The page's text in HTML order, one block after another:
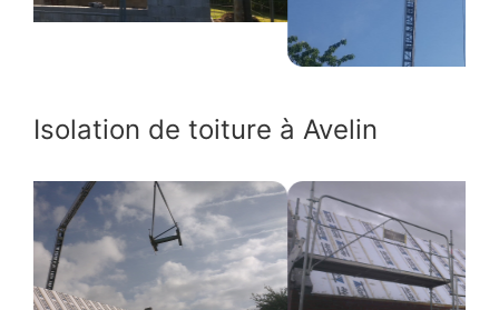
Isolation de toiture à Avelin